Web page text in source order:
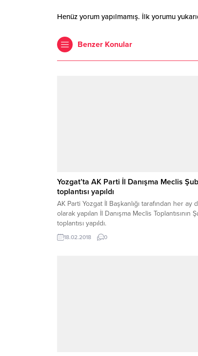
Henüz yorum yapılmamış. İlk yorumu
Benzer Konular
Yozgat’ta AK Parti İl Danışma Meclis
toplantısı yapıldı
AK Parti Yozgat İl Başkanlığı tarafından her ay
olarak yapılan İl Danışma Meclis Toplantısının
toplantısı yapıldı.
18.02.2018 0